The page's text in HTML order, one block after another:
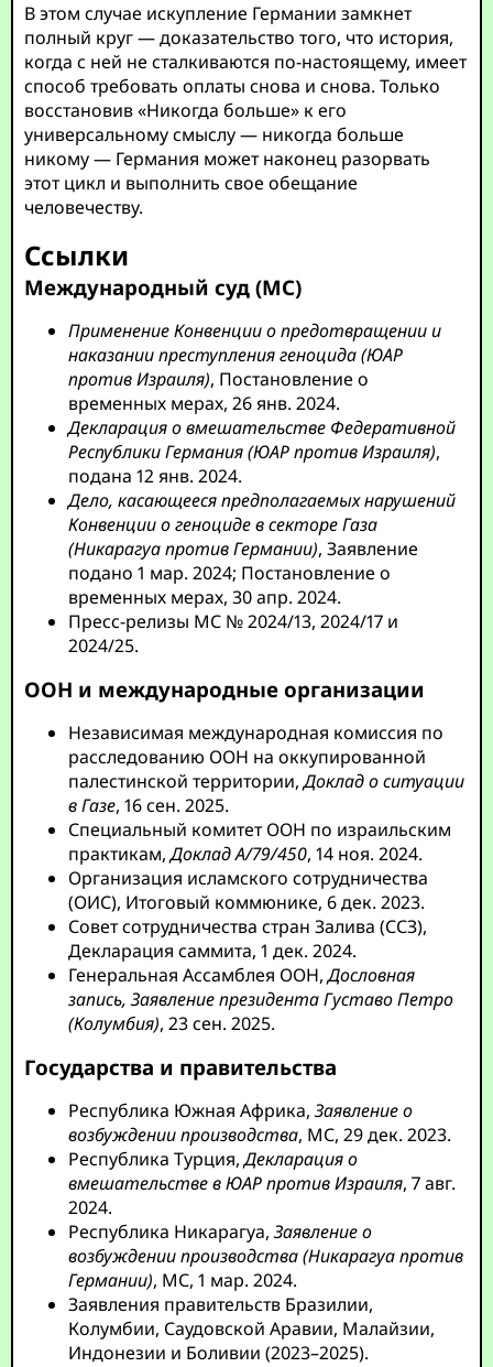
В этом случае искупление Германии замкнет
полный круг — доказательство того, что история,
когда с ней не сталкиваются по-настоящему, имеет
способ требовать оплаты снова и снова. Только
восстановив «Никогда больше» к его
универсальному смыслу — никогда больше
никому — Германия может наконец разорвать
этот цикл и выполнить свое обещание
человечеству.
Ссылки
Международный суд (МС)
Применение Конвенции о предотвращении и
наказании преступления геноцида (ЮАР
против Израиля), Постановление о
временных мерах, 26 янв. 2024.
Декларация о вмешательстве Федеративной
Республики Германия (ЮАР против Израиля),
подана 12 янв. 2024.
Дело, касающееся предполагаемых нарушений
Конвенции о геноциде в секторе Газа
(Никарагуа против Германии), Заявление
подано 1 мар. 2024; Постановление о
временных мерах, 30 апр. 2024.
Пресс-релизы МС № 2024/13, 2024/17 и
2024/25.
ООН и международные организации
Независимая международная комиссия по
расследованию ООН на оккупированной
палестинской территории,Доклад о ситуации
в Газе, 16 сен. 2025.
Специальный комитет ООН по израильским
практикам,Доклад A/79/450, 14 ноя. 2024.
Организация исламского сотрудничества
(ОИС), Итоговый коммюнике, 6 дек. 2023.
Совет сотрудничества стран Залива (ССЗ),
Декларация саммита, 1 дек. 2024.
Генеральная Ассамблея ООН,Дословная
запись, Заявление президента Густаво Петро
(Колумбия), 23 сен. 2025.
Государства и правительства
Республика Южная Африка,Заявление о
возбуждении производства, МС, 29 дек. 2023.
Республика Турция,Декларация о
вмешательстве в ЮАР против Израиля, 7 авг.
2024.
Республика Никарагуа,Заявление о
возбуждении производства (Никарагуа против
Германии), МС, 1 мар. 2024.
Заявления правительств Бразилии,
Колумбии, Саудовской Аравии, Малайзии,
Индонезии и Боливии (2023–2025).